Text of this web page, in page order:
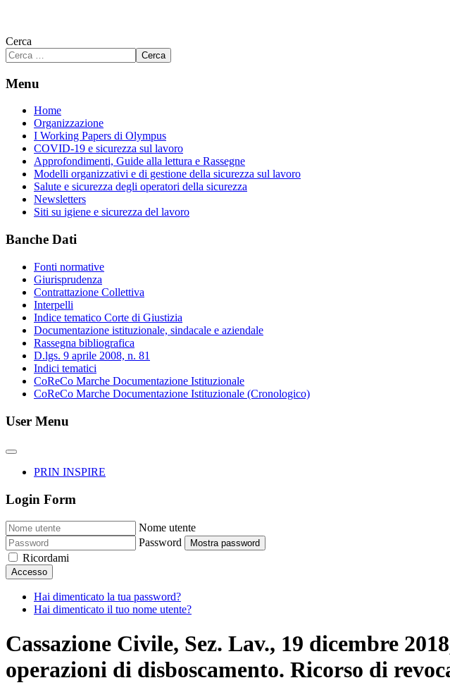
Cerca
Cerca
Menu
Home
Organizzazione
I Working Papers di Olympus
COVID-19 e sicurezza sul lavoro
Approfondimenti, Guide alla lettura e Rassegne
Modelli organizzativi e di gestione della sicurezza sul lavoro
Salute e sicurezza degli operatori della sicurezza
Newsletters
Siti su igiene e sicurezza del lavoro
Banche Dati
Fonti normative
Giurisprudenza
Contrattazione Collettiva
Interpelli
Indice tematico Corte di Giustizia
Documentazione istituzionale, sindacale e aziendale
Rassegna bibliografica
D.lgs. 9 aprile 2008, n. 81
Indici tematici
CoReCo Marche Documentazione Istituzionale
CoReCo Marche Documentazione Istituzionale (Cronologico)
User Menu
PRIN INSPIRE
Login Form
Nome utente
Password
Mostra password
Ricordami
Accesso
Hai dimenticato la tua password?
Hai dimenticato il tuo nome utente?
Cassazione Civile, Sez. Lav., 19 dicembre
operazioni di disboscamento. Ricorso di